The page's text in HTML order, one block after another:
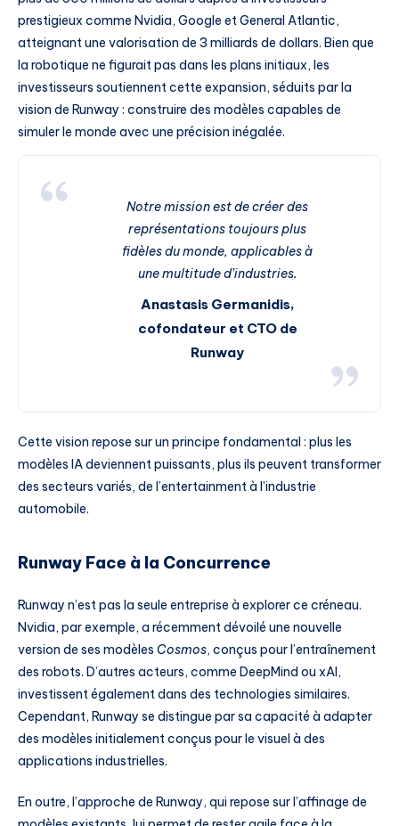
prestigieux comme Nvidia, Google et General Atlantic,
atteignant une valorisation de 3 milliards de dollars. Bien que
la robotique ne figurait pas dans les plans initiaux, les
investisseurs soutiennent cette expansion, séduits par la
vision de Runway : construire des modèles capables de
simuler le monde avec une précision inégalée.
Notre mission est de créer des
représentations toujours plus
fidèles du monde, applicables à
une multitude d’industries.
Anastasis Germanidis,
cofondateur et CTO de
Runway
Cette vision repose sur un principe fondamental : plus les
modèles IA deviennent puissants, plus ils peuvent transformer
des secteurs variés, de l’entertainment à l’industrie
automobile.
Runway Face à la Concurrence
Runway n’est pas la seule entreprise à explorer ce créneau.
Nvidia, par exemple, a récemment dévoilé une nouvelle
version de ses modèles Cosmos, conçus pour l’entraînement
des robots. D’autres acteurs, comme DeepMind ou xAI,
investissent également dans des technologies similaires.
Cependant, Runway se distingue par sa capacité à adapter
des modèles initialement conçus pour le visuel à des
applications industrielles.
En outre, l’approche de Runway, qui repose sur l’affinage de